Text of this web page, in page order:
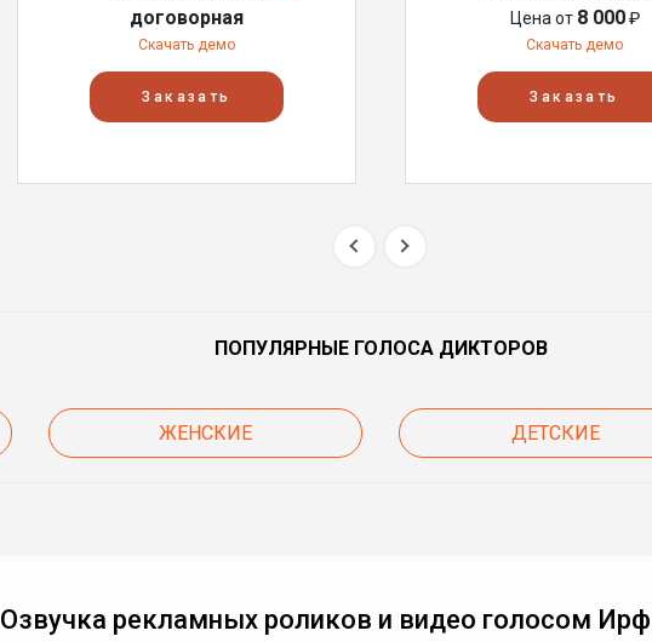
договорная
Скачать демо
Заказать
Цена от 8 000₽
Скачать демо
Заказать
ПОПУЛЯРНЫЕ ГОЛОСА ДИКТОРОВ
ЖЕНСКИЕ ДЕТСКИЕ
Озвучка рекламных роликов и видео голосом